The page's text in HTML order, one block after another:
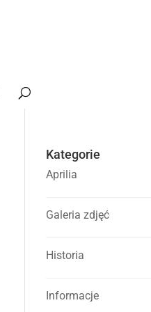
Kategorie
Aprilia
Galeria zdjęć
Historia
Informacje